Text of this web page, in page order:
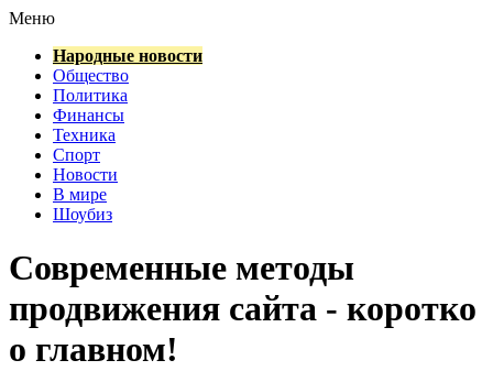
Меню
Народные новости
Общество
Политика
Финансы
Техника
Спорт
Новости
В мире
Шоубиз
Современные методы
продвижения сайта - коротко
о главном!